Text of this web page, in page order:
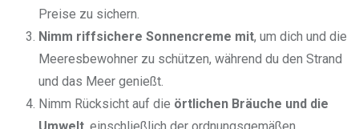
Preise zu sichern.
Nimm riffsichere Sonnencreme mit, um dich und die
Meeresbewohner zu schützen, während du den Strand
und das Meer genießt.
Nimm Rücksicht auf die örtlichen Bräuche und die
Umwelt , einschließlich der ordnungsgemäßen